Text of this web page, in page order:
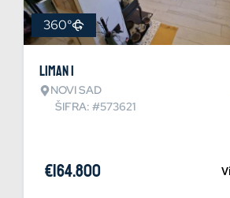
360°
Liman 1
NOVI SAD
ŠIFRA: #573621
€164.800